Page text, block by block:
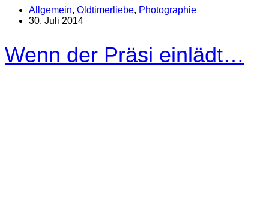
Allgemein, Oldtimerliebe, Photographie
30. Juli 2014
Wenn der Präsi einlädt…